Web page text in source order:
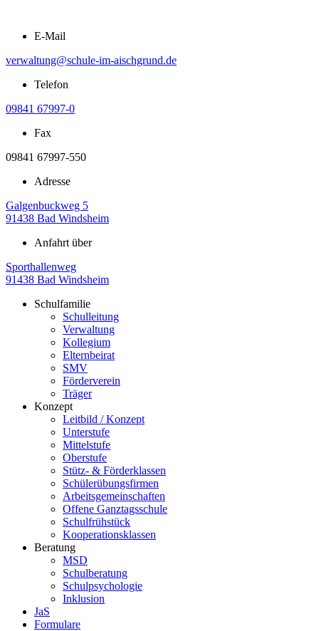
springenE-Mail
verwaltung@schule-im-aischgrund.de
Telefon
09841 67997-0
Fax
09841 67997-550
Adresse
Galgenbuckweg 5
91438 Bad Windsheim
Anfahrt über
Sporthallenweg
91438 Bad Windsheim
Schulfamilie
Schulleitung
Verwaltung
Kollegium
Elternbeirat
SMV
Förderverein
Träger
Konzept
Leitbild / Konzept
Unterstufe
Mittelstufe
Oberstufe
Stütz- & Förderklassen
Schülerübungsfirmen
Arbeitsgemeinschaften
Offene Ganztagsschule
Schulfrühstück
Kooperationsklassen
Beratung
MSD
Schulberatung
Schulpsychologie
Inklusion
JaS
Formulare